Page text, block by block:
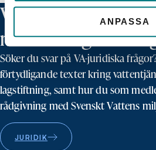
ANPASSA
Vattentjänstlagen
relevant
Söker du svar på VA-juridiska
förtydligande texter kring
lagstiftning, samt hur du som
rådgivning med Svenskt Vattens
JURIDIK